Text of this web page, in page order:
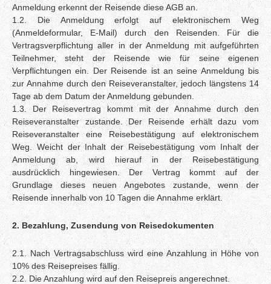
Anmeldung erkennt der Reisende diese AGB an.
1.2. Die Anmeldung erfolgt auf elektronischem Weg
(Anmeldeformular, E-Mail) durch den Reisenden. Für die
Vertragsverpflichtung aller in der Anmeldung mit aufgeführten
Teilnehmer, steht der Reisende wie für seine eigenen
Verpflichtungen ein. Der Reisende ist an seine Anmeldung bis
zur Annahme durch den Reiseveranstalter, jedoch längstens 14
Tage ab dem Datum der Anmeldung gebunden.
1.3. Der Reisevertrag kommt mit der Annahme durch den
Reiseveranstalter zustande. Der Reisende erhält dazu vom
Reiseveranstalter eine Reisebestätigung auf elektronischem
Weg. Weicht der Inhalt der Reisebestätigung vom Inhalt der
Anmeldung ab, wird hierauf in der Reisebestätigung
ausdrücklich hingewiesen. Der Vertrag kommt auf der
Grundlage dieses neuen Angebotes zustande, wenn der
Reisende innerhalb von 10 Tagen die Annahme erklärt.
2. Bezahlung, Zusendung von Reisedokumenten
2.1. Nach Vertragsabschluss wird eine Anzahlung in Höhe von
10% des Reisepreises fällig.
2.2. Die Anzahlung wird auf den Reisepreis angerechnet.